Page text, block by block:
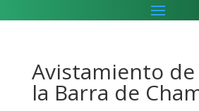
Avistamiento de
la Barra de